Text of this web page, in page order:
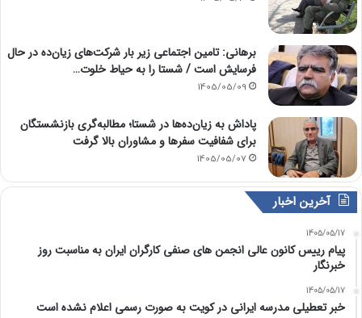
برهانی: تامین اجتماعی زیر بار شرکت‌های زیان‌ده در حال
فرسایش است / شستا را به حیاط خلوت…
1405/05/09
پاداش به زیان‌ده‌ها در شستا؛ مطالبه‌گری بازنشستگان
برای شفافیت سفرها و مشاوران بالا گرفت
1405/05/07
آخرین اخبار
1405/05/17
پیام رییس کانون عالی انجمن های صنفی کارگران ایران به مناسبت روز
خبرنگار
1405/05/17
خبر تعطیلی مدرسه ایرانی در کویت به صورت رسمی اعلام نشده است